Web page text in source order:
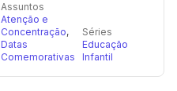
Assuntos
Atenção e
Concentração,
Datas
Comemorativas
Séries
Educação
Infantil